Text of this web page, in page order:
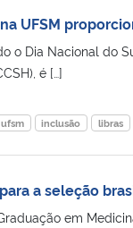
UFSM
o Dia Nacional do
é […]
inclusão libras
a seleção
em